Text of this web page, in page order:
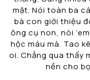
mặt. Nói toàn ba
bà con giới thiệu
ông cụ non, nói
hộc máu mà. Tao
oi. Chẳng qua thấy
nền cho